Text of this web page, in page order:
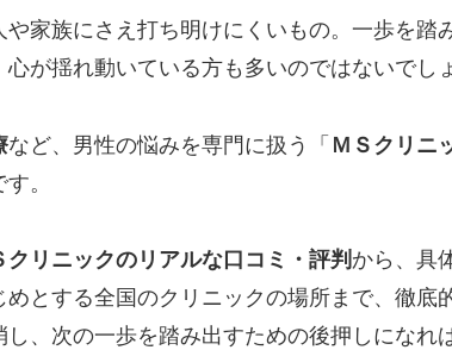
家族にさえ打ち明けにくいもの。一歩を踏
が揺れ動いている方も多いのではないでし
など、男性の悩みを専門に扱う「 ＭＳクリニ
。
クリニックのリアルな口コミ・評判 から、具
めとする全国のクリニックの場所まで、徹底
、次の一歩を踏み出すための後押しになれ